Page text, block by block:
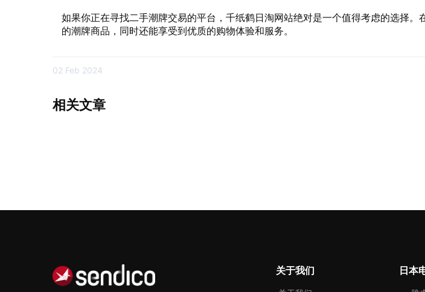
如果你正在寻找二手潮牌交易的平台，千纸鹤日淘网站绝对是一个值得考虑的选择。
的潮牌商品，同时还能享受到优质的购物体验和服务。
02 Feb 2024
相关文章
关于我们 日本